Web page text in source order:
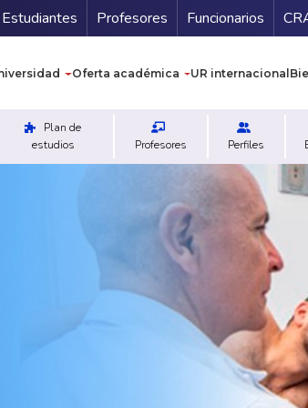
Estudiantes Profesores Funcionarios
Oferta académica UR internacional
Plan de
estudios
Profesores Perfiles